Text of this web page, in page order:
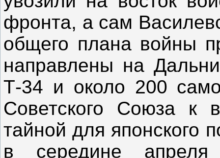
фронта, а сам
общего плана войны
направлены на
Т-34 и около 200
Советского Союза к
тайной для японского
в середине апреля